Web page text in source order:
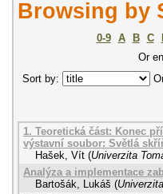
Browsing by
0-9 A B C
Or
Sort by:
1. Teoretická část: Konec
výstavní soubor: Světlá
Hašek, Vít (Univerzita
Analýza a implementace
Bartošák, Lukáš (